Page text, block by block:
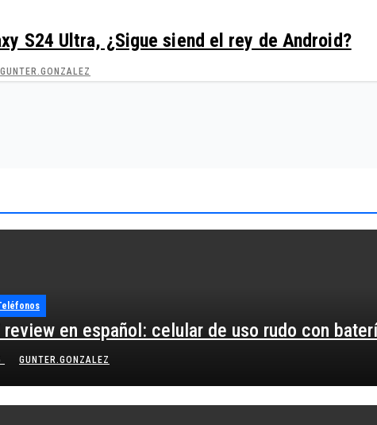
S24 Ultra, ¿Sigue siend el rey de Android?
GUNTER.GONZALEZ
review en español: celular de uso rudo con
GUNTER.GONZALEZ